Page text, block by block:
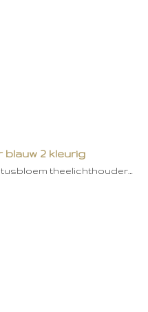
2 kleurig
theelichthouder…